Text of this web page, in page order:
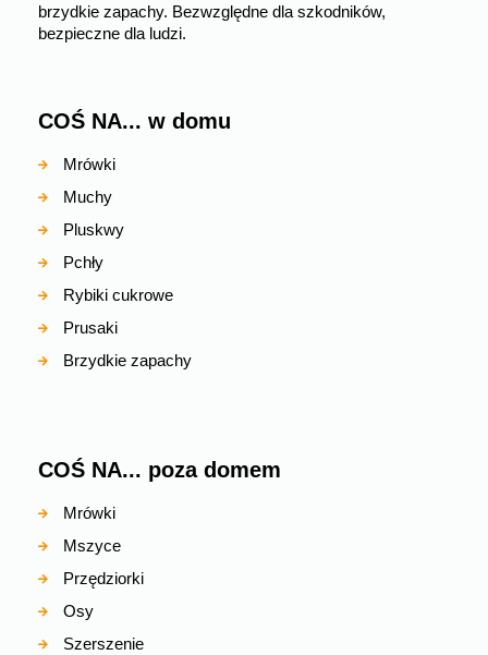
brzydkie zapachy. Bezwzględne dla szkodników,
bezpieczne dla ludzi.
COŚ NA... w domu
Mrówki
Muchy
Pluskwy
Pchły
Rybiki cukrowe
Prusaki
Brzydkie zapachy
COŚ NA... poza domem
Mrówki
Mszyce
Przędziorki
Osy
Szerszenie